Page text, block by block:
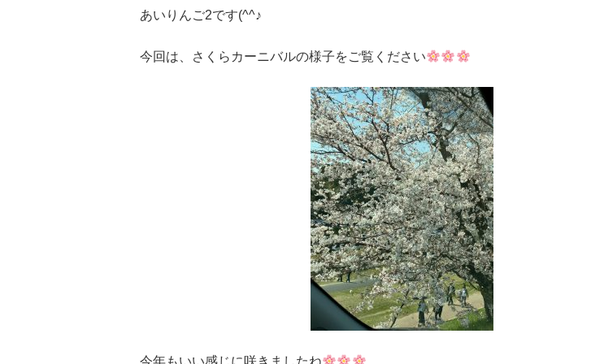
あいりんご2です(^^♪
今回は、さくらカーニバルの様子をご覧ください
今年もいい感じに咲きましたね